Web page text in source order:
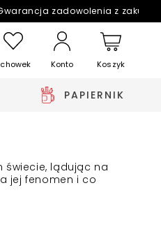
zadowolenia z
Konto Koszyk
PAPIERNIK
świecie, lądując na
jej fenomen i co